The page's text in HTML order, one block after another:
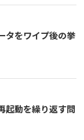
をワイプ後の挙
動を繰り返す問